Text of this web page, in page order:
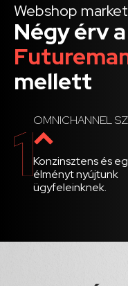
Webshop
Négy érv a
mellett
OMNICHANNEL
Konzinsztens és
élményt nyújtunk
ügyfeleinknek.